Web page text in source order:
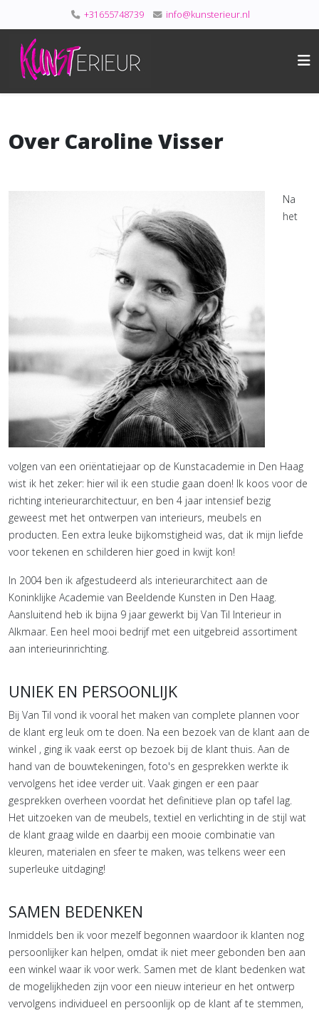
+31655748739 info@kunsterieur.nl
Over Caroline Visser
Na
het
volgen van een oriëntatiejaar op de Kunstacademie in Den Haag
wist ik het zeker: hier wil ik een studie gaan doen! Ik koos voor de
richting interieurarchitectuur, en ben 4 jaar intensief bezig
geweest met het ontwerpen van interieurs, meubels en
producten. Een extra leuke bijkomstigheid was, dat ik mijn liefde
voor tekenen en schilderen hier goed in kwijt kon!
In 2004 ben ik afgestudeerd als interieurarchitect aan de
Koninklijke Academie van Beeldende Kunsten in Den Haag.
Aansluitend heb ik bijna 9 jaar gewerkt bij Van Til Interieur in
Alkmaar. Een heel mooi bedrijf met een uitgebreid assortiment
aan interieurinrichting.
UNIEK EN PERSOONLIJK
Bij Van Til vond ik vooral het maken van complete plannen voor
de klant erg leuk om te doen. Na een bezoek van de klant aan de
winkel , ging ik vaak eerst op bezoek bij de klant thuis. Aan de
hand van de bouwtekeningen, foto's en gesprekken werkte ik
vervolgens het idee verder uit. Vaak gingen er een paar
gesprekken overheen voordat het definitieve plan op tafel lag.
Het uitzoeken van de meubels, textiel en verlichting in de stijl wat
de klant graag wilde en daarbij een mooie combinatie van
kleuren, materialen en sfeer te maken, was telkens weer een
superleuke uitdaging!
SAMEN BEDENKEN
Inmiddels ben ik voor mezelf begonnen waardoor ik klanten nog
persoonlijker kan helpen, omdat ik niet meer gebonden ben aan
een winkel waar ik voor werk. Samen met de klant bedenken wat
de mogelijkheden zijn voor een nieuw interieur en het ontwerp
vervolgens individueel en persoonlijk op de klant af te stemmen,